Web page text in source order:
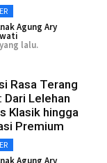
Agung Ary
lalu.
Rasa Terang
Dari Lelehan
Klasik hingga
Premium
Agung Ary